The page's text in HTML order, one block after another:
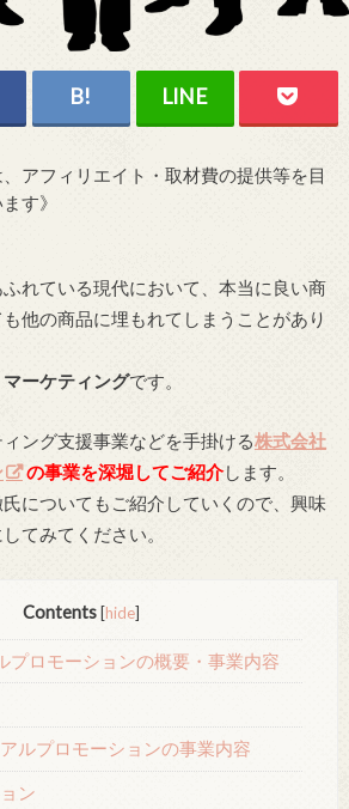
、アフィリエイト・取材費の提供等を目
す》
れている現代において、本当に良い商
他の商品に埋もれてしまうことがあり
マーケティングです。
ング支援事業などを手掛ける株式会社
の事業を深堀してご紹介します。
についてもご紹介していくので、興味
てみてください。
Contents [hide]
プロモーションの概要・事業内容
ルプロモーションの事業内容
ン